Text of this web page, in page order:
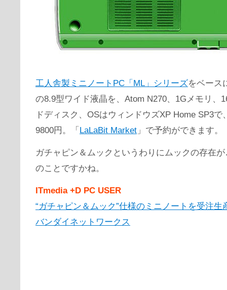
工人舎製ミニノートPC「ML」シリーズをベース
の8.9型ワイド液晶を、Atom N270、1Gメモリ、
ドディスク、OSはウィンドウズXP Home SP3で
9800円。「 LaLaBit Market 」で予約ができます。
ガチャピン＆ムックというわりにムックの存在
のことですかね。
ITmedia +D PC USER
“ガチャピン＆ムック”仕様のミニノートを受注
バンダイネットワークス